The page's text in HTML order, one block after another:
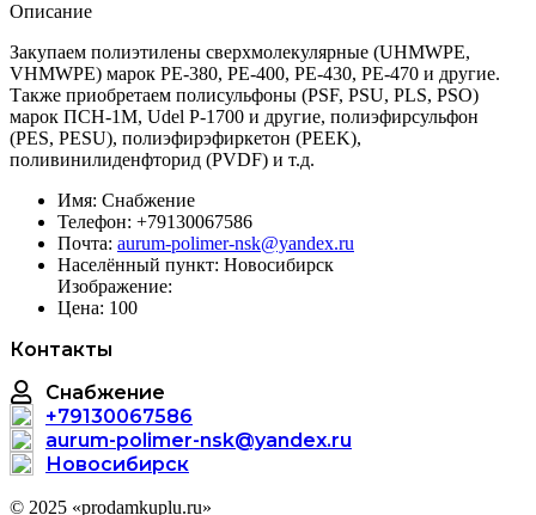
Описание
Закупаем полиэтилены сверхмолекулярные (UHMWPE,
VHMWPE) марок PE-380, PE-400, PE-430, PE-470 и другие.
Также приобретаем полисульфоны (PSF, PSU, PLS, PSO)
марок ПСН-1М, Udel P-1700 и другие, полиэфирсульфон
(PES, PESU), полиэфирэфиркетон (PEEK),
поливинилиденфторид (PVDF) и т.д.
Имя: Снабжение
Телефон: +79130067586
Почта: aurum-polimer-nsk@yandex.ru
Населённый пункт: Новосибирск
Изображение:
Цена: 100
Контакты
Снабжение
+79130067586
aurum-polimer-nsk@yandex.ru
Новосибирск
© 2025 «prodamkuplu.ru»